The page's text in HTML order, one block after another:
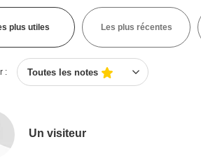
plus utiles Les plus récentes
: Toutes les notes
Un visiteur